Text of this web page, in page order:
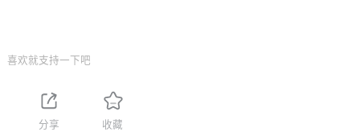
喜欢就支持一下吧
分享 收藏